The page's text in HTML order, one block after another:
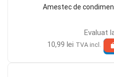
Amestec de
Evaluat
10,99 lei TVA incl.